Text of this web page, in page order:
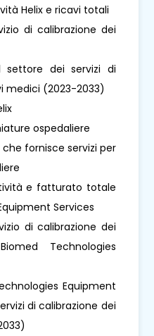
Helix e ricavi totali
di calibrazione dei
settore dei servizi di
medici (2023-2033)
ospedaliere
fornisce servizi per
e fatturato totale
Services
di calibrazione dei
Technologies
Equipment
di calibrazione dei